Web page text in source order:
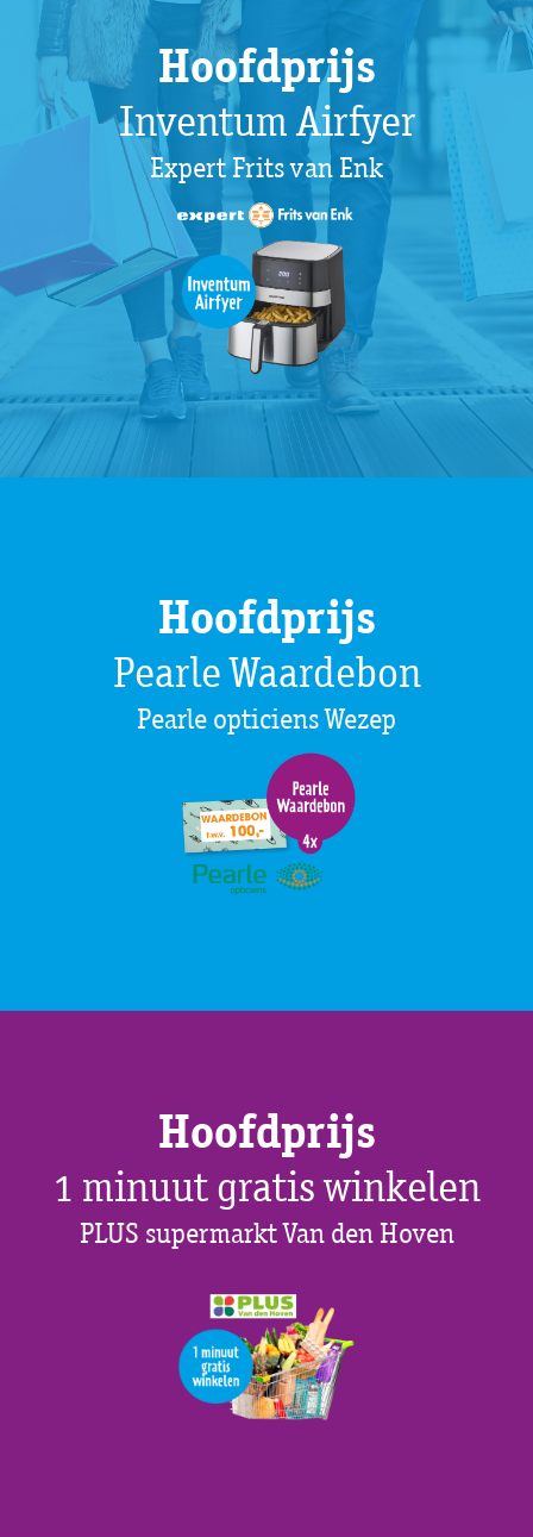
Hoofdprijs
Inventum Airfyer
Expert Frits van Enk
Hoofdprijs
Pearle Waardebon
Pearle opticiens Wezep
Hoofdprijs
1 minuut gratis winkelen
PLUS supermarkt Van den Hoven